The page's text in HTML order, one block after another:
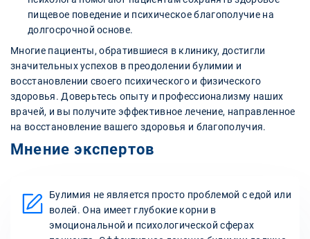
пищевое поведение и психическое благополучие на
долгосрочной основе.
Многие пациенты, обратившиеся в клинику, достигли
значительных успехов в преодолении булимии и
восстановлении своего психического и физического
здоровья. Доверьтесь опыту и профессионализму наших
врачей, и вы получите эффективное лечение, направленное
на восстановление вашего здоровья и благополучия.
Мнение экспертов
Булимия не является просто проблемой с едой или
волей. Она имеет глубокие корни в
эмоциональной и психологической сферах